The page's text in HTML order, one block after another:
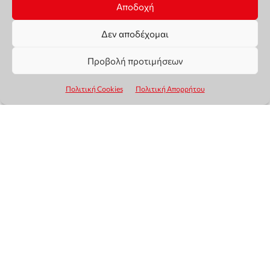
Αποδοχή
Δεν αποδέχομαι
Προβολή προτιμήσεων
Πολιτική Cookies Πολιτική Απορρήτου